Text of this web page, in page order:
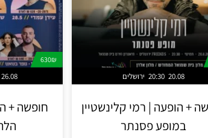
ירושלים 20:30 20.08
+ הופעה | רמי קלינשטיין
במופע פסנתר
630₪
26.08
חופשה +